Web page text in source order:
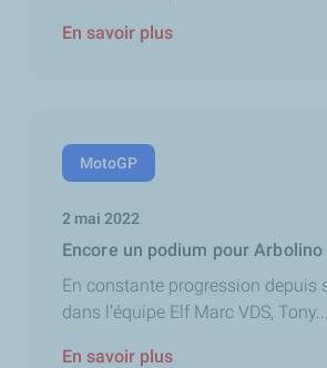
En savoir plus
MotoGP
2 mai 2022
Encore un podium pour Arbolino
En constante progression depuis
dans l’équipe Elf Marc VDS, Tony...
En savoir plus